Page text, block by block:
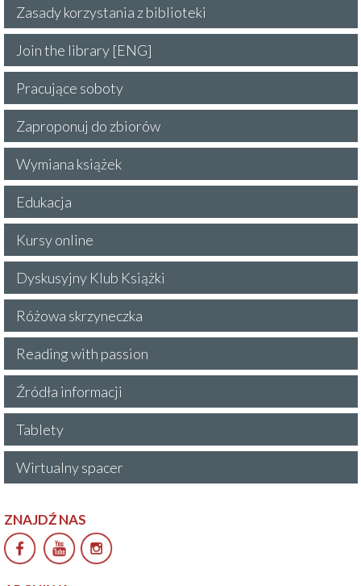
Zasady korzystania z biblioteki
Join the library [ENG]
Pracujące soboty
Zaproponuj do zbiorów
Wymiana książek
Edukacja
Kursy online
Dyskusyjny Klub Książki
Różowa skrzyneczka
Reading with passion
Źródła informacji
Tablety
Wirtualny spacer
ZNAJDŹ NAS